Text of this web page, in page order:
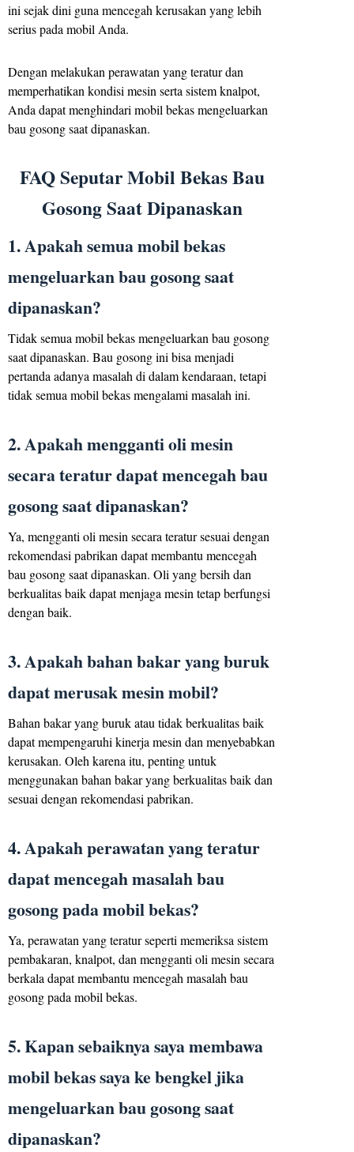
ini sejak dini guna mencegah kerusakan yang lebih
serius pada mobil Anda.
Dengan melakukan perawatan yang teratur dan
memperhatikan kondisi mesin serta sistem knalpot,
Anda dapat menghindari mobil bekas mengeluarkan
bau gosong saat dipanaskan.
FAQ Seputar Mobil Bekas Bau
Gosong Saat Dipanaskan
1. Apakah semua mobil bekas
mengeluarkan bau gosong saat
dipanaskan?
Tidak semua mobil bekas mengeluarkan bau gosong
saat dipanaskan. Bau gosong ini bisa menjadi
pertanda adanya masalah di dalam kendaraan, tetapi
tidak semua mobil bekas mengalami masalah ini.
2. Apakah mengganti oli mesin
secara teratur dapat mencegah bau
gosong saat dipanaskan?
Ya, mengganti oli mesin secara teratur sesuai dengan
rekomendasi pabrikan dapat membantu mencegah
bau gosong saat dipanaskan. Oli yang bersih dan
berkualitas baik dapat menjaga mesin tetap berfungsi
dengan baik.
3. Apakah bahan bakar yang buruk
dapat merusak mesin mobil?
Bahan bakar yang buruk atau tidak berkualitas baik
dapat mempengaruhi kinerja mesin dan menyebabkan
kerusakan. Oleh karena itu, penting untuk
menggunakan bahan bakar yang berkualitas baik dan
sesuai dengan rekomendasi pabrikan.
4. Apakah perawatan yang teratur
dapat mencegah masalah bau
gosong pada mobil bekas?
Ya, perawatan yang teratur seperti memeriksa sistem
pembakaran, knalpot, dan mengganti oli mesin secara
berkala dapat membantu mencegah masalah bau
gosong pada mobil bekas.
5. Kapan sebaiknya saya membawa
mobil bekas saya ke bengkel jika
mengeluarkan bau gosong saat
dipanaskan?